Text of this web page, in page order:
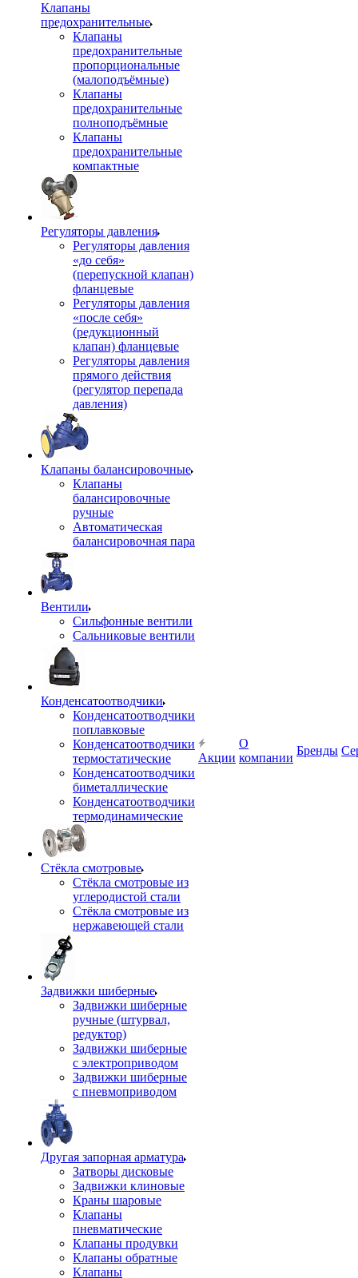
Клапаны
предохранительные
Клапаны
предохранительные
пропорциональные
(малоподъёмные)
Клапаны
предохранительные
полноподъёмные
Клапаны
предохранительные
компактные
Регуляторы давления
Регуляторы давления
«до себя»
(перепускной клапан)
фланцевые
Регуляторы давления
«после себя»
(редукционный
клапан) фланцевые
Регуляторы давления
прямого действия
(регулятор перепада
давления)
Клапаны балансировочные
Клапаны
балансировочные
ручные
Автоматическая
балансировочная пара
Вентили
Сильфонные вентили
Сальниковые вентили
Конденсатоотводчики
Конденсатоотводчики
поплавковые
Конденсатоотводчики
термостатические
Конденсатоотводчики
биметаллические
Конденсатоотводчики
термодинамические
Стёкла смотровые
Стёкла смотровые из
углеродистой стали
Стёкла смотровые из
нержавеющей стали
Задвижки шиберные
Задвижки шиберные
ручные (штурвал,
редуктор)
Задвижки шиберные
с электроприводом
Задвижки шиберные
с пневмоприводом
Другая запорная арматура
Затворы дисковые
Задвижки клиновые
Краны шаровые
Клапаны
пневматические
Клапаны продувки
Клапаны обратные
Клапаны
Акции
О
компании
Бренды